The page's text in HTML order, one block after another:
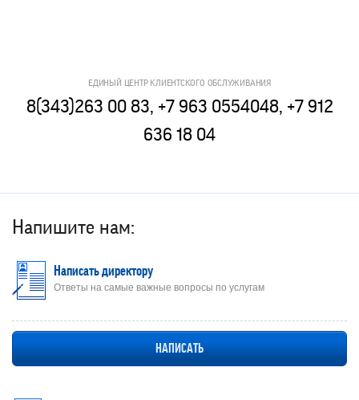
ЕДИНЫЙ ЦЕНТР КЛИЕНТСКОГО ОБСЛУЖИВАНИЯ
8(343)263 00 83, +7 963 0554048, +7 912
636 18 04
Напишите нам:
Написать директору
Ответы на самые важные вопросы по услугам
НАПИСАТЬ